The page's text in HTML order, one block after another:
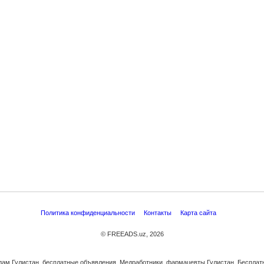
Политика конфиденциальности Контакты Карта сайта
© FREEADS.uz, 2026
Гулистан, бесплатные объявления. Медработники, фармацевты Гулистан.